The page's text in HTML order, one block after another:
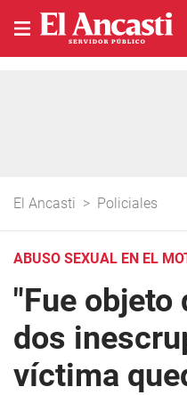
El Ancasti > Policiales
ABUSO SEXUAL EN EL
"Fue objeto
dos
víctima